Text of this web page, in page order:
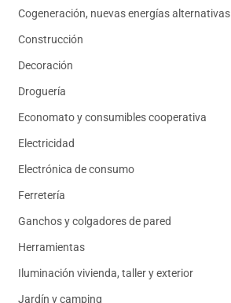
Cogeneración, nuevas energías alternativas
Construcción
Decoración
Droguería
Economato y consumibles cooperativa
Electricidad
Electrónica de consumo
Ferretería
Ganchos y colgadores de pared
Herramientas
Iluminación vivienda, taller y exterior
Jardín y camping